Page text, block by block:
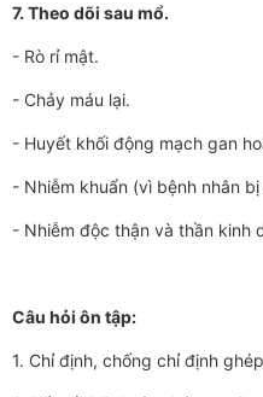
7. Theo dõi sau mổ.
- Rò rỉ mật.
- Chảy máu lại.
- Huyết khối động mạch gan
- Nhiễm khuẩn (vì bệnh nhân
- Nhiễm độc thận và thần kinh
Câu hỏi ôn tập:
1. Chỉ định, chống chỉ định